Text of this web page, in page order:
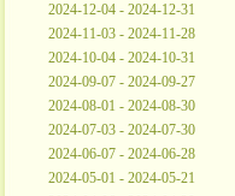
2024-12-04 - 2024-12-31
2024-11-03 - 2024-11-28
2024-10-04 - 2024-10-31
2024-09-07 - 2024-09-27
2024-08-01 - 2024-08-30
2024-07-03 - 2024-07-30
2024-06-07 - 2024-06-28
2024-05-01 - 2024-05-21